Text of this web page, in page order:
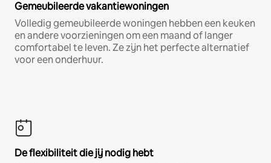
Gemeubileerde vakantiewoningen
Volledig gemeubileerde woningen hebben een keuken
en andere voorzieningen om een maand of langer
comfortabel te leven. Ze zijn het perfecte alternatief
voor een onderhuur.
De flexibiliteit die jij nodig hebt